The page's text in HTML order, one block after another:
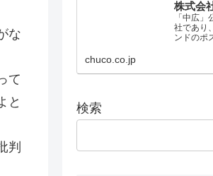
な
て
と
判
株式会
「中広
社であり
ンドのポ
chuco.co.jp
検索